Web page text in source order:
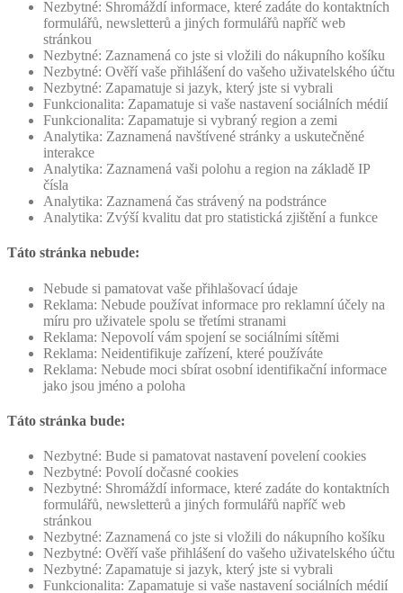
Nezbytné: Shromáždí informace, které zadáte do kontaktních
formulářů, newsletterů a jiných formulářů napříč web
stránkou
Nezbytné: Zaznamená co jste si vložili do nákupního košíku
Nezbytné: Ověří vaše přihlášení do vašeho uživatelského účtu
Nezbytné: Zapamatuje si jazyk, který jste si vybrali
Funkcionalita: Zapamatuje si vaše nastavení sociálních médií
Funkcionalita: Zapamatuje si vybraný region a zemi
Analytika: Zaznamená navštívené stránky a uskutečněné
interakce
Analytika: Zaznamená vaši polohu a region na základě IP
čísla
Analytika: Zaznamená čas strávený na podstránce
Analytika: Zvýší kvalitu dat pro statistická zjištění a funkce
Táto stránka nebude:
Nebude si pamatovat vaše přihlašovací údaje
Reklama: Nebude používat informace pro reklamní účely na
míru pro uživatele spolu se třetími stranami
Reklama: Nepovolí vám spojení se sociálními sítěmi
Reklama: Neidentifikuje zařízení, které používáte
Reklama: Nebude moci sbírat osobní identifikační informace
jako jsou jméno a poloha
Táto stránka bude:
Nezbytné: Bude si pamatovat nastavení povelení cookies
Nezbytné: Povolí dočasné cookies
Nezbytné: Shromáždí informace, které zadáte do kontaktních
formulářů, newsletterů a jiných formulářů napříč web
stránkou
Nezbytné: Zaznamená co jste si vložili do nákupního košíku
Nezbytné: Ověří vaše přihlášení do vašeho uživatelského účtu
Nezbytné: Zapamatuje si jazyk, který jste si vybrali
Funkcionalita: Zapamatuje si vaše nastavení sociálních médií